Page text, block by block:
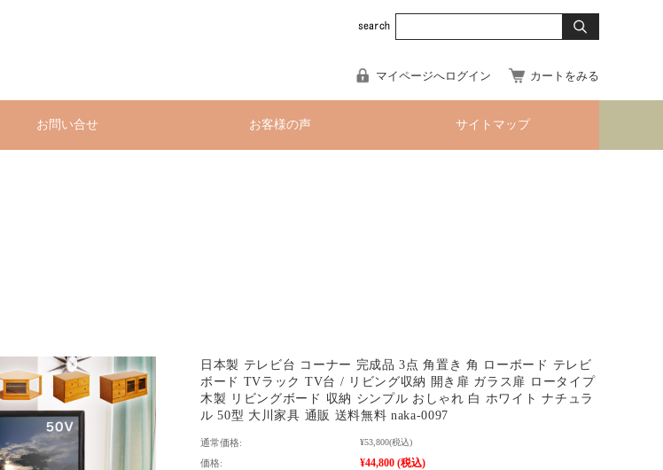
マイページへログイン カートをみる
お問い合せ お客様の声 サイトマップ
日本製 テレビ台 コーナー 完成品 3点 角置き 角 ローボード テレビ
ボード TVラック TV台 / リビング収納 開き扉 ガラス扉 ロータイプ
木製 リビングボード 収納 シンプル おしゃれ 白 ホワイト ナチュラ
ル 50型 大川家具 通販 送料無料 naka-0097
通常価格: ¥53,800(税込)
価格: ¥44,800 (税込)